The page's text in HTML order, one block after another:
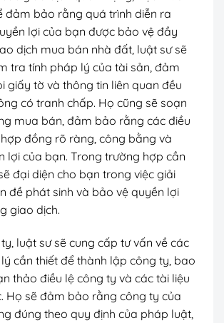
đảm bảo rằng quá trình diễn ra
lợi của bạn được bảo vệ đầy
dịch mua bán nhà đất, luật sư sẽ
tra tính pháp lý của tài sản, đảm
giấy tờ và thông tin liên quan đều
có tranh chấp. Họ cũng sẽ soạn
mua bán, đảm bảo rằng các điều
đồng rõ ràng, công bằng và
lợi của bạn. Trong trường hợp cần
đại diện cho bạn trong việc giải
đề phát sinh và bảo vệ quyền lợi
giao dịch.
luật sư sẽ cung cấp tư vấn về các
cần thiết để thành lập công ty, bao
thảo điều lệ công ty và các tài liệu
Họ sẽ đảm bảo rằng công ty của
đúng theo quy định của pháp luật,